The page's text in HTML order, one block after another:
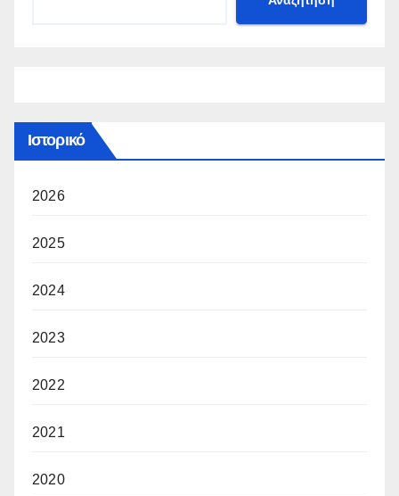
Ιστορικό
2026
2025
2024
2023
2022
2021
2020